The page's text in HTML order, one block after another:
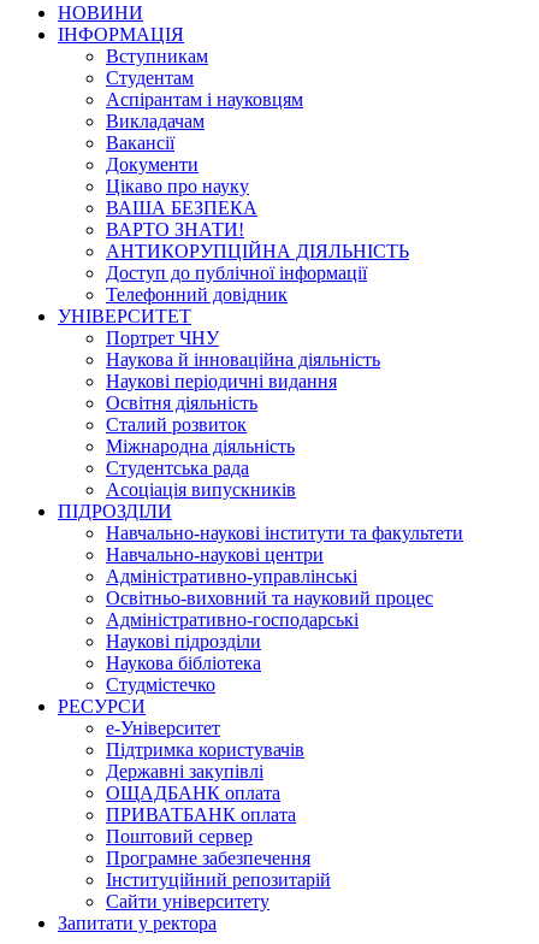
НОВИНИ
ІНФОРМАЦІЯ
Вступникам
Студентам
Аспірантам і науковцям
Викладачам
Вакансії
Документи
Цікаво про науку
ВАША БЕЗПЕКА
ВАРТО ЗНАТИ!
АНТИКОРУПЦІЙНА ДІЯЛЬНІСТЬ
Доступ до публічної інформації
Телефонний довідник
УНІВЕРСИТЕТ
Портрет ЧНУ
Наукова й інноваційна діяльність
Наукові періодичні видання
Освітня діяльність
Сталий розвиток
Міжнародна діяльність
Студентська рада
Асоціація випускників
ПІДРОЗДІЛИ
Навчально-наукові інститути та факультети
Навчально-наукові центри
Адміністративно-управлінські
Освітньо-виховний та науковий процес
Адміністративно-господарські
Наукові підрозділи
Наукова бібліотека
Студмістечко
РЕСУРСИ
е-Університет
Підтримка користувачів
Державні закупівлі
ОЩАДБАНК оплата
ПРИВАТБАНК оплата
Поштовий сервер
Програмне забезпечення
Інституційний репозитарій
Сайти університету
Запитати у ректора